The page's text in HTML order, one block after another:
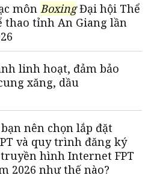
môn BoxingĐại hội Thể
thao tỉnh An Giang lần
linh hoạt, đảm bảo
xăng, dầu
nên chọn lắp đặt
và quy trình đăng ký
hình Internet FPT
2026 như thế nào?